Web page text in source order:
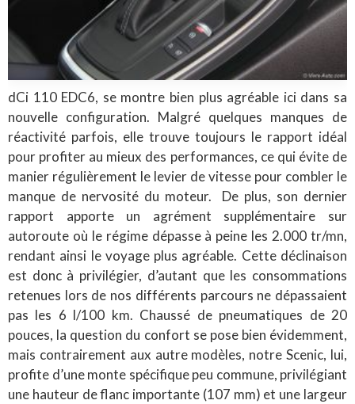
dCi 110 EDC6, se montre bien plus agréable ici dans sa
nouvelle configuration. Malgré quelques manques de
réactivité parfois, elle trouve toujours le rapport idéal
pour profiter au mieux des performances, ce qui évite de
manier régulièrement le levier de vitesse pour combler le
manque de nervosité du moteur. De plus, son dernier
rapport apporte un agrément supplémentaire sur
autoroute où le régime dépasse à peine les 2.000 tr/mn,
rendant ainsi le voyage plus agréable. Cette déclinaison
est donc à privilégier, d’autant que les consommations
retenues lors de nos différents parcours ne dépassaient
pas les 6 l/100 km. Chaussé de pneumatiques de 20
pouces, la question du confort se pose bien évidemment,
mais contrairement aux autre modèles, notre Scenic, lui,
profite d’une monte spécifique peu commune, privilégiant
une hauteur de flanc importante (107 mm) et une largeur